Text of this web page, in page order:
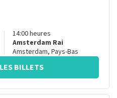
14:00heures
Amsterdam Rai
Amsterdam, Pays-Bas
BILLETS